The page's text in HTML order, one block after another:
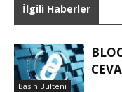
İlgili Haberler
Basın Bülteni